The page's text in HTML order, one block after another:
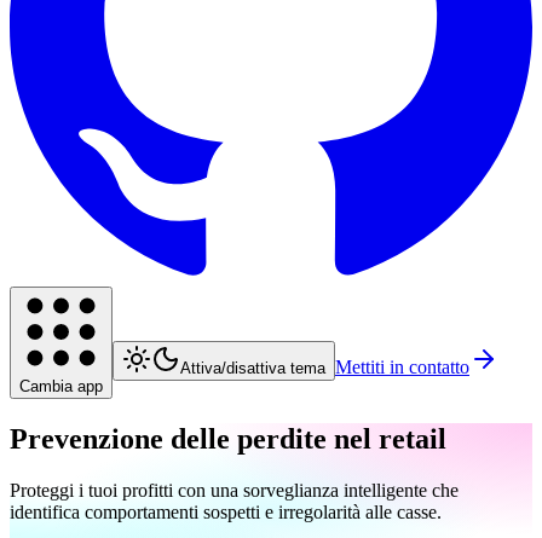
Cambia app
Attiva/disattiva tema Mettiti in contatto
Prevenzione delle perdite nel retail
Proteggi i tuoi profitti con una sorveglianza intelligente che
identifica comportamenti sospetti e irregolarità alle casse.